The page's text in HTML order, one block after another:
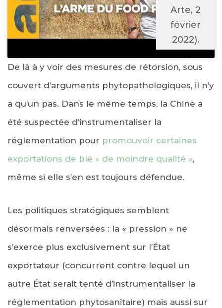
Arte, 2
février
2022).
De là à y voir des mesures de rétorsion, sous
couvert d’arguments phytopathologiques, il n’y
a qu’un pas. Dans le même temps, la Chine a
été suspectée d’instrumentaliser la
réglementation pour promouvoir certaines
exportations de blé « de moindre qualité »,
même si elle s’en est toujours défendue.
Les politiques stratégiques semblent
désormais renversées : la « pression » ne
s’exerce plus exclusivement sur l’État
exportateur (concurrent contre lequel un
autre État serait tenté d’instrumentaliser la
réglementation phytosanitaire) mais aussi sur